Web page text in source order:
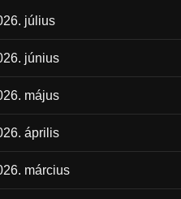
július
június
május
április
március